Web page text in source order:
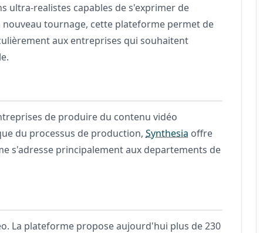
ultra-realistes capables de s'exprimer de
tournage, cette plateforme permet de
aux entreprises qui souhaitent
de produire du contenu vidéo
du processus de production,Synthesia offre
s'adresse principalement aux departements de
La plateforme propose aujourd'hui plus de 230